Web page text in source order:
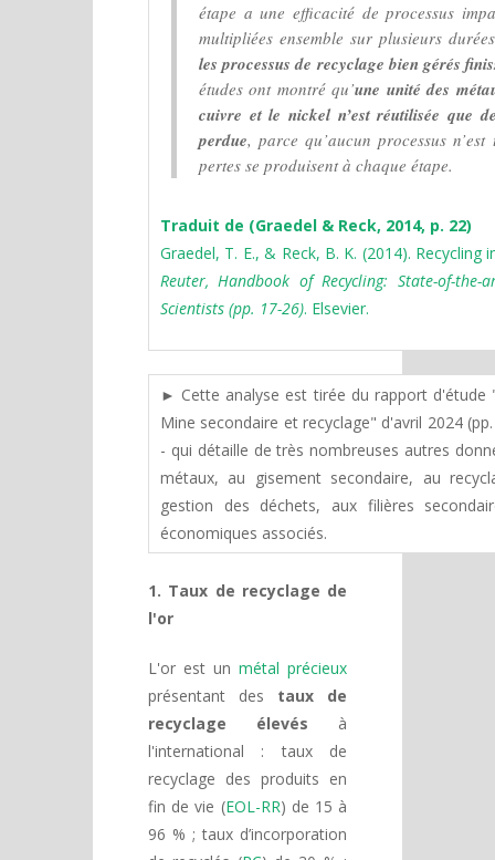
étape a une efficacité de processus
multipliées ensemble sur plusieurs
les processus de recyclage bien gérés
études ont montré qu’une unité des
cuivre et le nickel n’est réutilisée que
perdue, parce qu’aucun processus
pertes se produisent à chaque étape.
Traduit de (Graedel & Reck, 2014, p. 22)
Graedel, T. E., & Reck, B. K. (2014).
Reuter, Handbook of Recycling: State-of-
Scientists (pp. 17-26). Elsevier.
► Cette analyse est tirée du rapport d'étude
Mine secondaire et recyclage" d'avril 2024
- qui détaille de très nombreuses autres
métaux, au gisement secondaire, au
gestion des déchets, aux filières
économiques associés.
1. Taux de recyclage de
l'or
L'or est un métal précieux
présentant des taux de
recyclage élevés à
l'international : taux de
recyclage des produits en
fin de vie (EOL-RR) de 15 à
96 % ; taux d’incorporation